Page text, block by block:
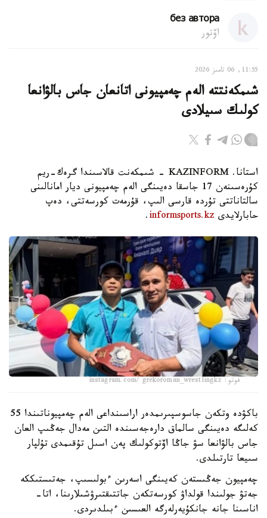
без автора
اۆتور
11:55, 06 تامىز 2026
شىمكەنتتە الەم چەمپيونى اتانعان جاس بالۋانعا
كولىك سىيلادى
استانا. KAZINFORM - شىمكەنت قالاسىندا گرەك-ريم
كۇرەسىنەن 17 جاسقا دەيىنگى الەم چەمپيونى ديار امانالىنى
سالتاناتتى تۇردە قارسى الىپ، قۇرمەت كورسەتتى، دەپ
حابارلايدى informsports.kz
.
فوتو: instagram.com/ grekoroman_wrestlingkz
باكۋدە وتكەن جاسوسپىرىمدەر اراسىنداعى الەم چەمپيوناتىندا 55
كەلىگە دەيىنگى سالماق دارەجەسىندە التىن مەدال جەڭىپ العان
جاس بالۋانعا سۋ جاڭا اۆتوكولىك پەن اسىل تۇقىمدى تۇلپار
سىيعا تارتىلدى.
چەمپيون جەڭىستەن كەيىنگى اسەرىن ءبولىسىپ، جەتىستىككە
جەتۋ جولىندا قولداۋ كورسەتكەن جاتتىقتىرۋشىلارىنا، اتا-
اناسىنا جانە جانكۇيەرلەرگە العىسىن ءبىلدىردى.